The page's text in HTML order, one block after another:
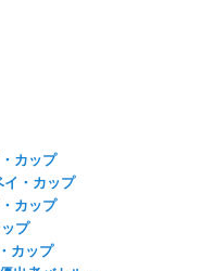
カップ
イ・カップ
カップ
プ
カップ